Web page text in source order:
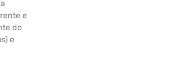
e
do
e